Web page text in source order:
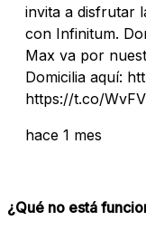
invita a disfrutar
con Infinitum.
Max va por
Domicilia aquí:
https://t.co/
hace 1 mes
¿Qué no está